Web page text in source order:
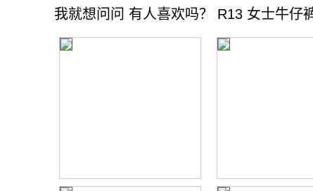
我就想问问 有人喜欢吗？ R13 女士牛仔